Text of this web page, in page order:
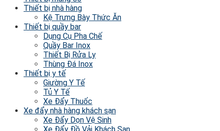
Thiết bị nhà hàng
Kệ Trưng Bày Thức Ăn
Thiết bị quầy bar
Dụng Cụ Pha Chế
Quầy Bar Inox
Thiết Bị Rửa Ly
Thùng Đá Inox
Thiết bị y tế
Giường Y Tế
Tủ Y Tế
Xe Đẩy Thuốc
Xe đẩy nhà hàng khách sạn
Xe Đẩy Dọn Vệ Sinh